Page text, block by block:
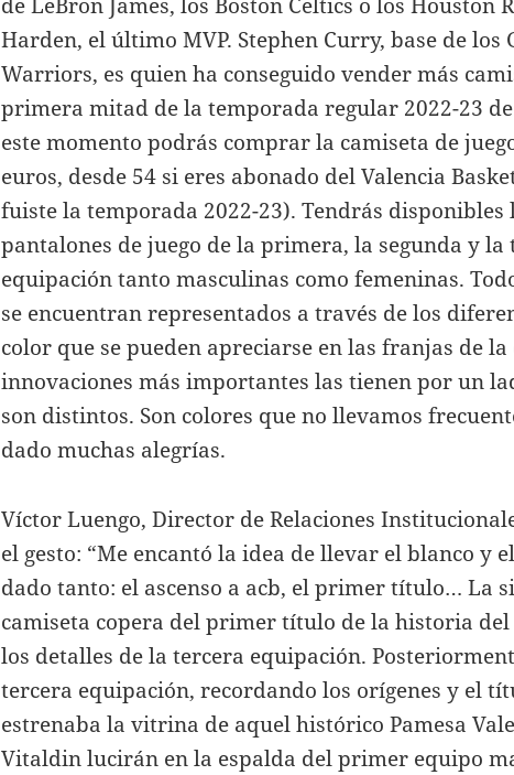
Harden, el último MVP. Stephen Curry, base de los
Warriors, es quien ha conseguido vender más
primera mitad de la temporada regular 2022-23 de
este momento podrás comprar la camiseta de
euros, desde 54 si eres abonado del Valencia
fuiste la temporada 2022-23). Tendrás disponibles
pantalones de juego de la primera, la segunda y la
equipación tanto masculinas como femeninas.
se encuentran representados a través de los
color que se pueden apreciarse en las franjas de la
innovaciones más importantes las tienen por un
son distintos. Son colores que no llevamos
dado muchas alegrías.
Víctor Luengo, Director de Relaciones
el gesto: “Me encantó la idea de llevar el blanco y
dado tanto: el ascenso a acb, el primer título… La
camiseta copera del primer título de la historia
los detalles de la tercera equipación.
tercera equipación, recordando los orígenes y el
estrenaba la vitrina de aquel histórico Pamesa
Vitaldin lucirán en la espalda del primer equipo